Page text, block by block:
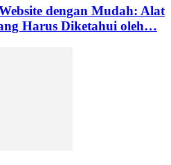
dengan Mudah: Alat
Harus Diketahui oleh…